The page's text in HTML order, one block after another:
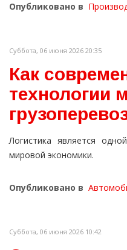
Опубликовано в
Суббота, 06 июня 2026 20:35
Как
технологии
Логистика является
мировой экономики.
Опубликовано в
Суббота, 06 июня 2026 10:42